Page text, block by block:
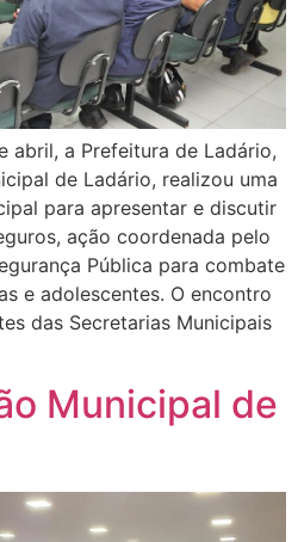
abril, a Prefeitura de Ladário,
de Ladário, realizou uma
para apresentar e discutir
ação coordenada pelo
Pública para combate
e adolescentes. O encontro
das Secretarias Municipais
Municipal de